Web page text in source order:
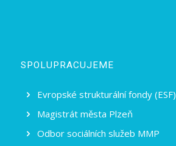
SPOLUPRACUJEME
Evropské strukturální fondy (ESF)
Magistrát města Plzeň
Odbor sociálních služeb MMP